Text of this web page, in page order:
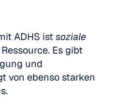
ADHS ist soziale
Es gibt
und
von ebenso starken